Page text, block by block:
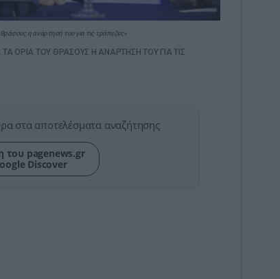
η ανάρτησή του για τις τράπεζες»
ΟΡΙΑ ΤΟΥ ΘΡΑΣΟΥΣ Η ΑΝΑΡΤΗΣΗ ΤΟΥ ΓΙΑ ΤΙΣ
στα αποτελέσματα αναζήτησης
του pagenews.gr
Discover